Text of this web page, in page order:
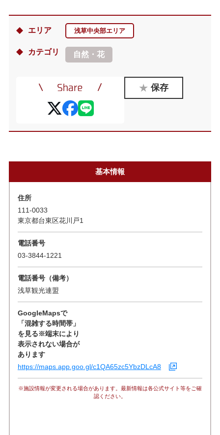
エリア 浅草中央部エリア
カテゴリ 自然・花
保存
基本情報
住所
111-0033
東京都台東区花川戸1
電話番号
03-3844-1221
電話番号（備考）
浅草観光連盟
GoogleMapsで
「混雑する時間帯」
を見る※端末により
表示されない場合が
あります
https://maps.app.goo.gl/c1QA65zc5YbzDLcA8
※施設情報が変更される場合があります。最新情報は各公式サイト等をご確
認ください。